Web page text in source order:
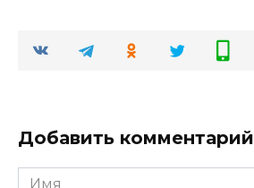
Добавить комментарий
Имя